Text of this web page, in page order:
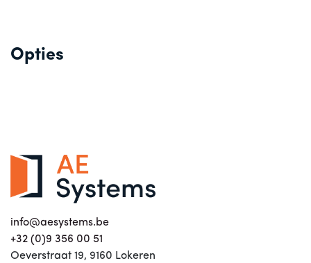
Opties
info@aesystems.be
+32 (0)9 356 00 51
Oeverstraat 19, 9160 Lokeren